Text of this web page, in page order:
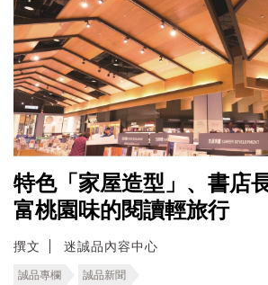
特色「家屋造型」、書店
富桃園味的閱讀輕旅行
撰文 迷誠品內容中心
誠品專欄 誠品新聞